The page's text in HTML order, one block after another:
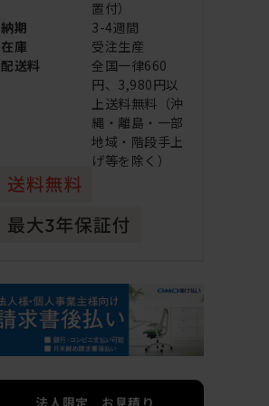
置付）
納期
3-4週間
在庫
受注生産
配送料
全国一律660
円、3,980円以
上送料無料（沖
縄・離島・一部
地域・階段手上
げ等を除く）